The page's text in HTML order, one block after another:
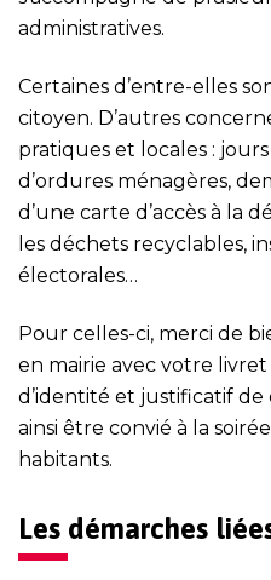
administratives.
Certaines d’entre-elles
citoyen. D’autres
pratiques et locales :
d’ordures ménagères,
d’une carte d’accès à la
les déchets recyclables,
électorales…
Pour celles-ci, merci de
en mairie avec votre
d’identité et justificatif de
ainsi être convié à la
habitants.
Les démarches